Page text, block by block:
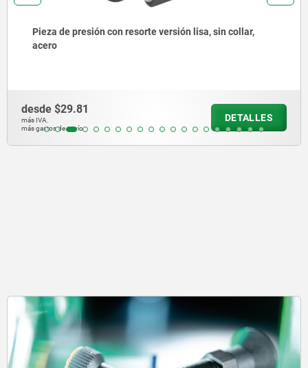
Pieza de presión con resorte versión lisa, sin collar,
acero
desde $29.81
más IVA.
más gastos de envío
DETALLES